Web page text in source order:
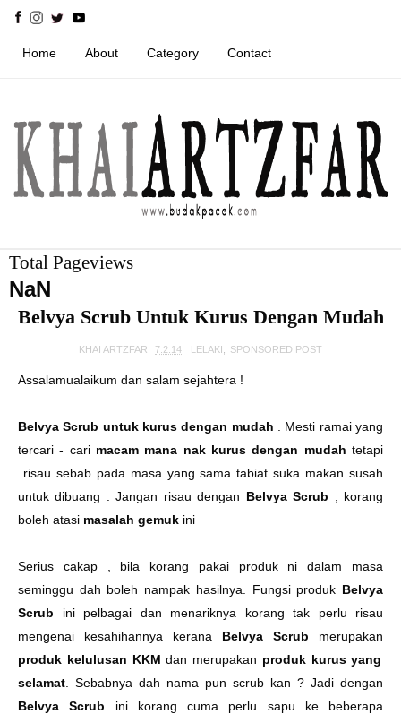
Home About Category Contact
Total Pageviews
NaN
Belvya Scrub Untuk Kurus Dengan Mudah
KHAI ARTZFAR 7.2.14 LELAKI SPONSORED POST
Assalamualaikum dan salam sejahtera !
Belvya Scrub untuk kurus dengan mudah . Mesti ramai yang
tercari - carimacam mana nak kurus dengan mudahtetapi
risau sebab pada masa yang sama tabiat suka makan susah
untuk dibuang . Jangan risau dengan Belvya Scrub , korang
boleh atasi masalah gemuk ini
Serius cakap , bila korang pakai produk ni dalam masa
seminggu dah boleh nampak hasilnya. Fungsi produk Belvya
Scrub ini pelbagai dan menariknya korang tak perlu risau
mengenai kesahihannya kerana Belvya Scrub merupakan
produk kelulusan KKM dan merupakan produk kurus yang
selamat . Sebabnya dah nama pun scrub kan ? Jadi dengan
Belvya Scrub ini korang cuma perlu sapu ke beberapa